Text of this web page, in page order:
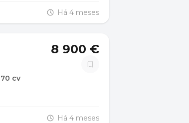
Há 4 meses
8 900 €
70 cv
Há 4 meses